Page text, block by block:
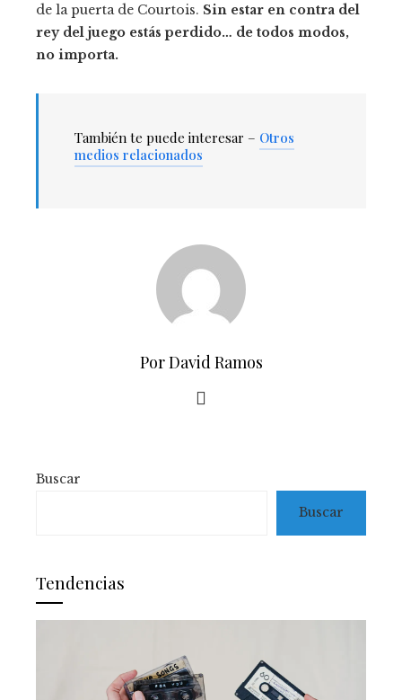
de la puerta de Courtois. Sin estar en contra del
rey del juego estás perdido… de todos modos,
no importa.
También te puede interesar – Otros
medios relacionados
Por David Ramos
Buscar
Buscar
Tendencias